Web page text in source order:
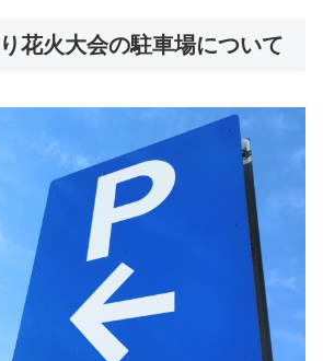
花火大会の駐車場について